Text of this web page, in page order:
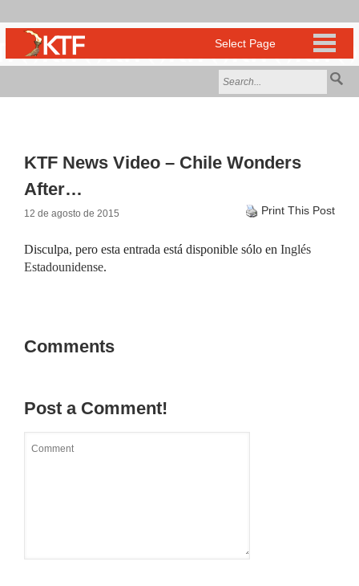
KTF News Video – Chile Wonders
After…
12 de agosto de 2015 Print This Post
Disculpa, pero esta entrada está disponible sólo en Inglés
Estadounidense.
Comments
Post a Comment!